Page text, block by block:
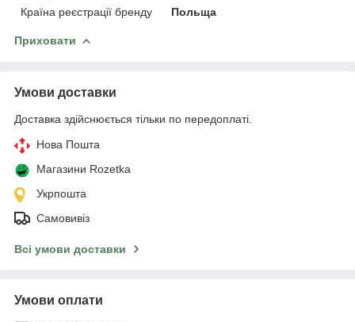
Країна реєстрації бренду
Польща
Приховати
Умови доставки
Доставка здійснюється тільки по передоплаті.
Нова Пошта
Магазини Rozetka
Укрпошта
Самовивіз
Всі умови доставки
Умови оплати